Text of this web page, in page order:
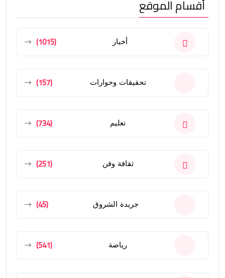
أقسام الموقع
أخبار (1015)
تحقيقات وحوارات (157)
تعليم (734)
ثقافة وفن (251)
جريدة الشروق (45)
رياضة (541)